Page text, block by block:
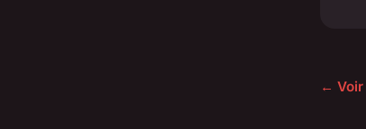
← Voir